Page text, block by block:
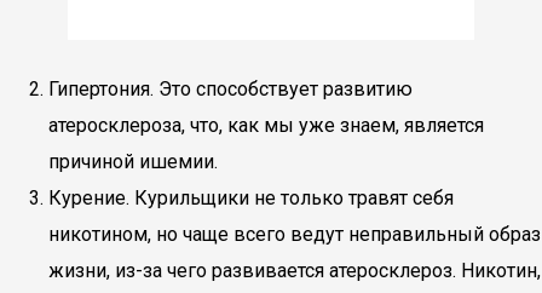
Гипертония. Это способствует развитию
атеросклероза, что, как мы уже знаем, является
причиной ишемии.
Курение. Курильщики не только травят себя
никотином, но чаще всего ведут неправильный образ
жизни, из-за чего развивается атеросклероз. Никотин,